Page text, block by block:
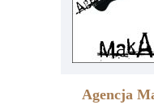
Agencja